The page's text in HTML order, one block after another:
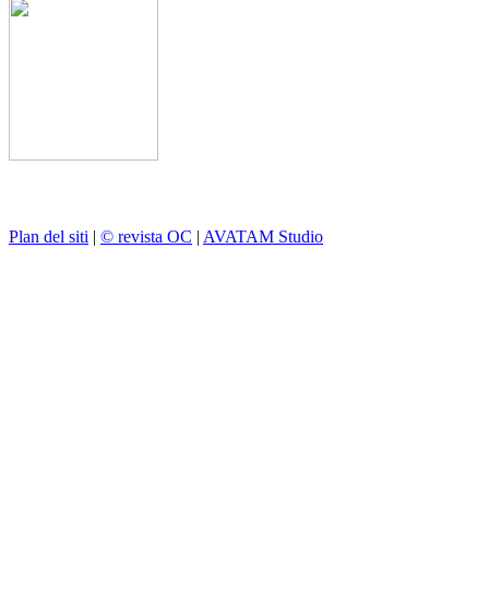
Plan del siti | © revista OC | AVATAM Studio